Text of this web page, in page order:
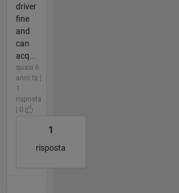
driver
fine
and
can
acq...
quasi 6
anni fa |
1
risposta
| 0
1
risposta